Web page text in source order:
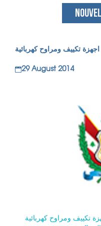
تكييف ومراوح كهربائية
29 August 2014
تكييف ومراوح كهربائية